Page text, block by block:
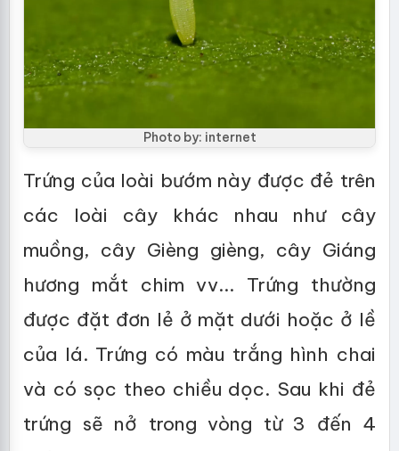
Photo by: internet
Trứng của loài bướm này được đẻ trên
các loài cây khác nhau như cây
muồng, cây Gièng gièng, cây Giáng
hương mắt chim vv... Trứng thường
được đặt đơn lẻ ở mặt dưới hoặc ở lề
của lá. Trứng có màu trắng hình chai
và có sọc theo chiều dọc. Sau khi đẻ
trứng sẽ nở trong vòng từ 3 đến 4